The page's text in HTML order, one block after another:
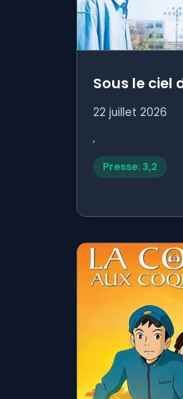
Sous le ciel
22 juillet 2026
,
Presse: 3,2